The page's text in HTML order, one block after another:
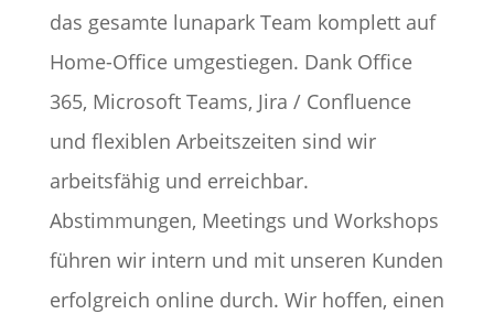
das gesamte lunapark Team komplett auf
Home-Office umgestiegen. Dank Office
365, Microsoft Teams, Jira / Confluence
und flexiblen Arbeitszeiten sind wir
arbeitsfähig und erreichbar.
Abstimmungen, Meetings und Workshops
führen wir intern und mit unseren Kunden
erfolgreich online durch. Wir hoffen, einen